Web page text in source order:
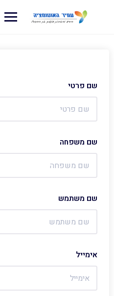
שם פרטי
שם משפחה
שם משתמש
אימייל